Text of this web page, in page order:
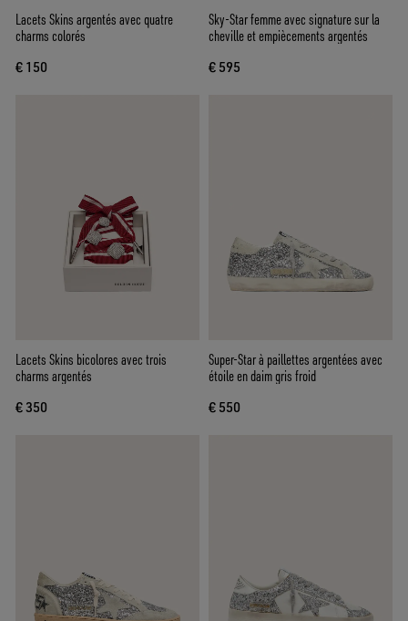
Lacets Skins argentés avec quatre
charms colorés
€ 150
Sky-Star femme avec signature sur la
cheville et empiècements argentés
€ 595
Lacets Skins bicolores avec trois
charms argentés
€ 350
Super-Star à paillettes argentées avec
étoile en daim gris froid
€ 550